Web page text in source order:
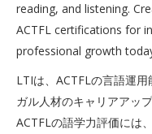
reading, and listening.
ACTFL certifications for
professional growth
LTIは、ACTFLの言語運
ガル人材のキャリアアッ
ACTFLの語学力評価には